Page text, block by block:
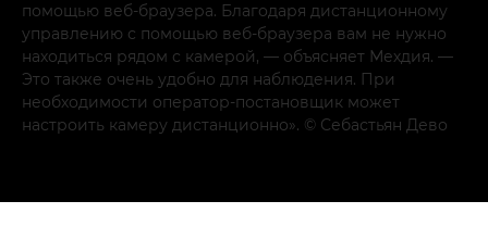
помощью веб-браузера. Благодаря дистанционному
управлению с помощью веб-браузера вам не нужно
находиться рядом с камерой, — объясняет Мехдия. —
Это также очень удобно для наблюдения. При
необходимости оператор-постановщик может
настроить камеру дистанционно». © Себастьян Дево